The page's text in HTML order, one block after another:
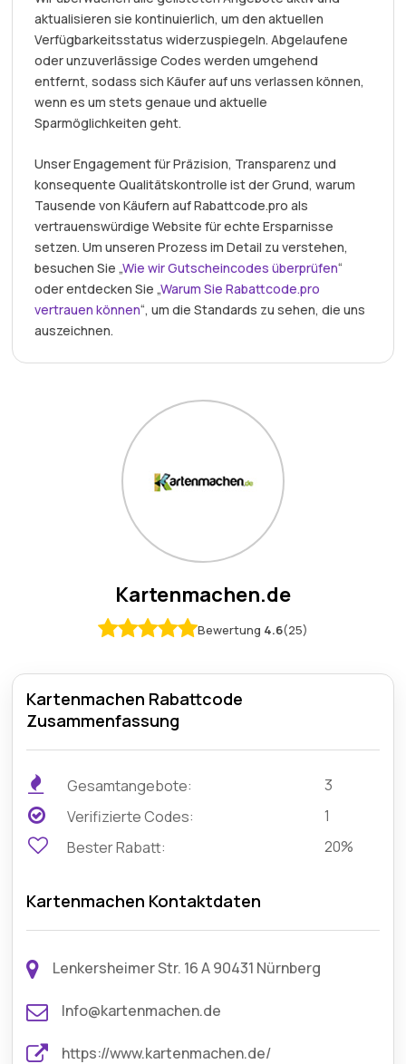
aktualisieren sie kontinuierlich, um den aktuellen
Verfügbarkeitsstatus widerzuspiegeln. Abgelaufene
oder unzuverlässige Codes werden umgehend
entfernt, sodass sich Käufer auf uns verlassen können,
wenn es um stets genaue und aktuelle
Sparmöglichkeiten geht.
Unser Engagement für Präzision, Transparenz und
konsequente Qualitätskontrolle ist der Grund, warum
Tausende von Käufern auf Rabattcode.pro als
vertrauenswürdige Website für echte Ersparnisse
setzen. Um unseren Prozess im Detail zu verstehen,
besuchen Sie „Wie wir Gutscheincodes überprüfen“
oder entdecken Sie „Warum Sie Rabattcode.pro
vertrauen können“, um die Standards zu sehen, die uns
auszeichnen.
Kartenmachen.de
Bewertung 4.6(25)
Kartenmachen Rabattcode
Zusammenfassung
Gesamtangebote:
3
Verifizierte Codes:
1
Bester Rabatt:
20%
Kartenmachen Kontaktdaten
Lenkersheimer Str. 16 A 90431 Nürnberg
Info@kartenmachen.de
https://www.kartenmachen.de/